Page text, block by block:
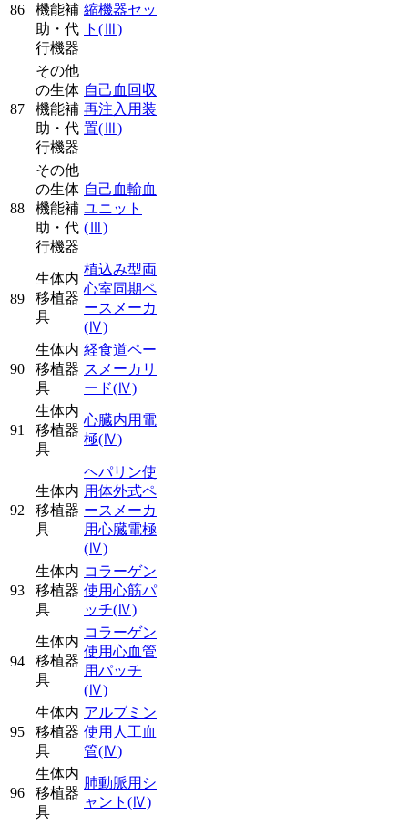
86
機能補
助・代
行機器
縮機器セッ
ト (Ⅲ)
87
その他
の生体
機能補
助・代
行機器
自己血回収
再注入用装
置(Ⅲ)
88
その他
の生体
機能補
助・代
行機器
自己血輸血
ユニット
(Ⅲ)
89
生体内
移植器
具
植込み型両
心室同期ペ
ースメーカ
(Ⅳ)
90
生体内
移植器
具
経食道ペー
スメーカリ
ード(Ⅳ)
91
生体内
移植器
具
心臓内用電
極(Ⅳ)
92
生体内
移植器
具
ヘパリン使
用体外式ペ
ースメーカ
用心臓電極
(Ⅳ)
93
生体内
移植器
具
コラーゲン
使用心筋パ
ッチ(Ⅳ)
94
生体内
移植器
具
コラーゲン
使用心血管
用パッチ
(Ⅳ)
95
生体内
移植器
具
アルブミン
使用人工血
管(Ⅳ)
96
生体内
移植器
具
肺動脈用シ
ャント (Ⅳ)